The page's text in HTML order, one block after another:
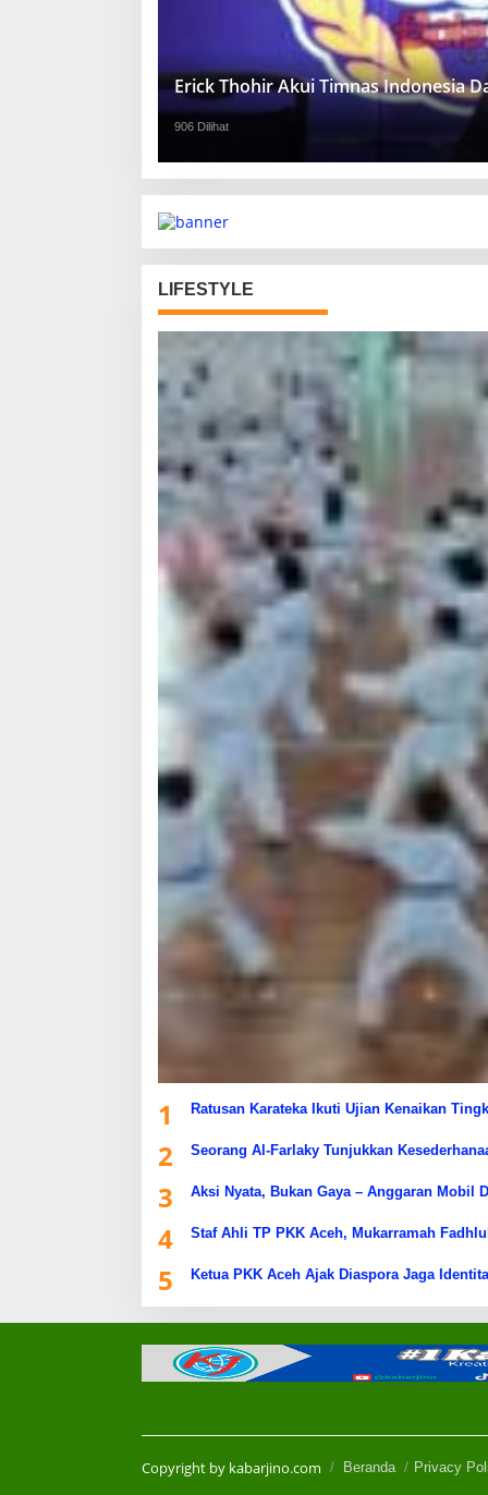
Erick Thohir Akui Timnas Indonesia
906 Dilihat
LIFESTYLE
1 Ratusan Karateka Ikuti Ujian Kenaikan
2 Seorang Al-Farlaky Tunjukkan
3 Aksi Nyata, Bukan Gaya – Anggaran Mobil
4 Staf Ahli TP PKK Aceh, Mukarramah
5 Ketua PKK Aceh Ajak Diaspora Jaga
Copyright by kabarjino.com Beranda Privacy